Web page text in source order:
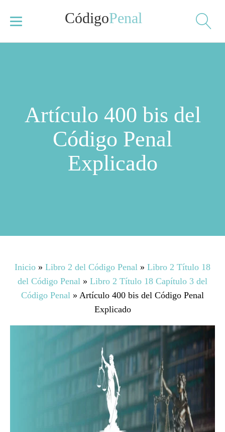
CódigoPenal
Artículo 400 bis del
Código Penal
Explicado
Inicio » Libro 2 del Código Penal » Libro 2 Título 18
del Código Penal » Libro 2 Título 18 Capítulo 3 del
Código Penal » Artículo 400 bis del Código Penal
Explicado